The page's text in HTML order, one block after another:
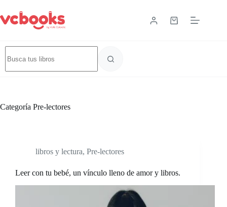
Categoría Pre-lectores
libros y lectura, Pre-lectores
Leer con tu bebé, un vínculo lleno de amor y libros.